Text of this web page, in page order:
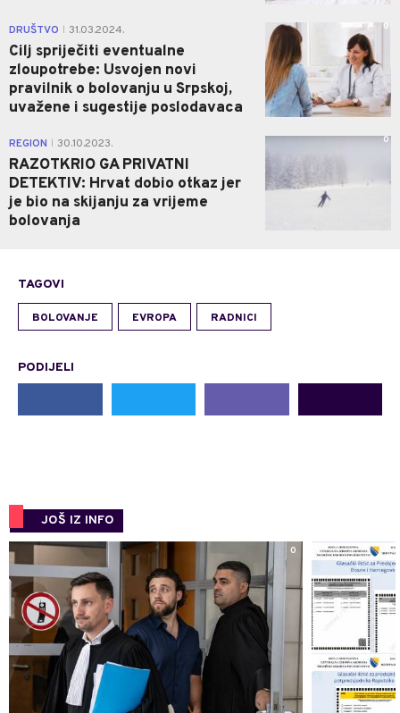
DRUŠTVO 31.03.2024.
Cilj spriječiti eventualne
zloupotrebe: Usvojen novi
pravilnik o bolovanju u Srpskoj,
uvažene i sugestije poslodavaca
0
REGION 30.10.2023.
RAZOTKRIO GA PRIVATNI
DETEKTIV: Hrvat dobio otkaz jer
je bio na skijanju za vrijeme
bolovanja
0
TAGOVI
BOLOVANJE EVROPA RADNICI
PODIJELI
JOŠ IZ INFO
0